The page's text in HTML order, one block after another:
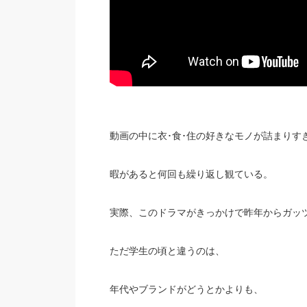
動画の中に衣･食･住の好きなモノが詰まりす
暇があると何回も繰り返し観ている。
実際、このドラマがきっかけで昨年からガッ
ただ学生の頃と違うのは、
年代やブランドがどうとかよりも、